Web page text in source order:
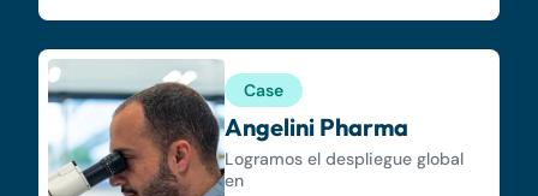
Case
Angelini Pharma
Logramos el despliegue global
en